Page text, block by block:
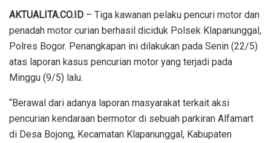
AKTUALITA.CO.ID – Tiga kawanan pelaku pencuri motor dan
penadah motor curian berhasil diciduk Polsek Klapanunggal,
Polres Bogor. Penangkapan ini dilakukan pada Senin (22/5)
atas laporan kasus pencurian motor yang terjadi pada
Minggu (9/5) lalu.
“Berawal dari adanya laporan masyarakat terkait aksi
pencurian kendaraan bermotor di sebuah parkiran Alfamart
di Desa Bojong, Kecamatan Klapanunggal, Kabupaten